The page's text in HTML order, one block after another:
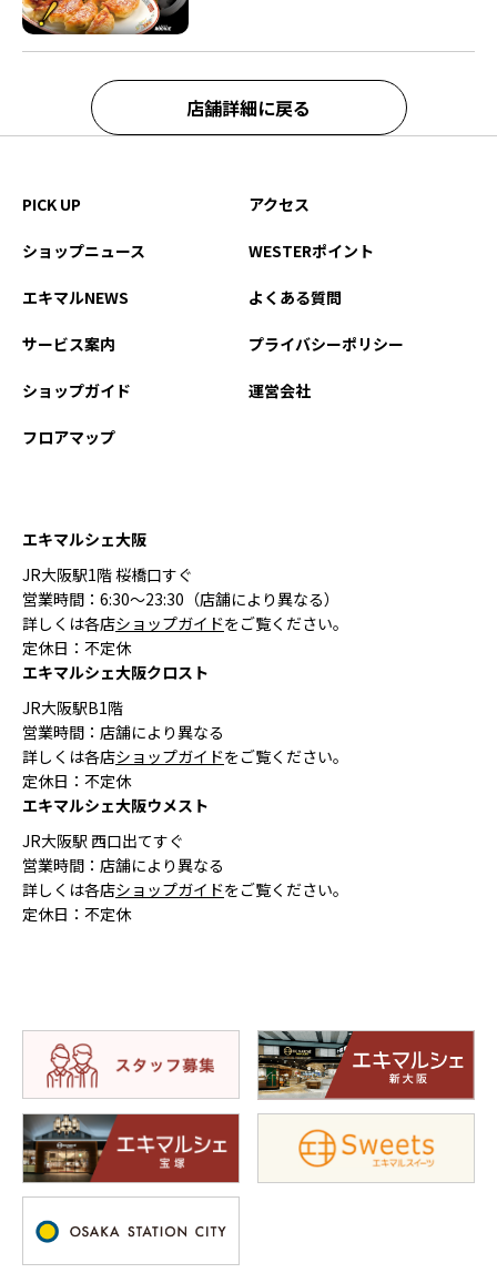
店舗詳細に戻る
PICK UP
ショップニュース
エキマルNEWS
サービス案内
ショップガイド
フロアマップ
アクセス
WESTERポイント
よくある質問
プライバシーポリシー
運営会社
エキマルシェ大阪
JR大阪駅1階 桜橋口すぐ
営業時間：6:30〜23:30（店舗により異なる）
詳しくは各店ショップガイドをご覧ください。
定休日：不定休
エキマルシェ大阪クロスト
JR大阪駅B1階
営業時間：店舗により異なる
詳しくは各店ショップガイドをご覧ください。
定休日：不定休
エキマルシェ大阪ウメスト
JR大阪駅 西口出てすぐ
営業時間：店舗により異なる
詳しくは各店ショップガイドをご覧ください。
定休日：不定休